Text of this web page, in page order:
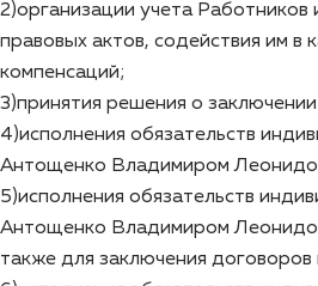
2)организации учета
правовых актов, содействия им в
компенсаций;
3)принятия решения о
4)исполнения обязательств
Антощенко Владимиром
5)исполнения обязательств
Антощенко Владимиром
также для заключения